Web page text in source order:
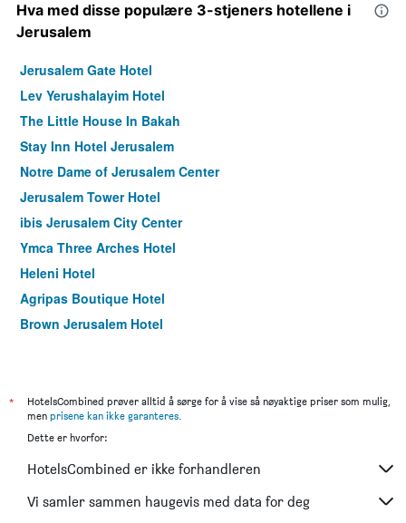
Hva med disse populære 3-stjeners hotellene i
Jerusalem
Jerusalem Gate Hotel
Lev Yerushalayim Hotel
The Little House In Bakah
Stay Inn Hotel Jerusalem
Notre Dame of Jerusalem Center
Jerusalem Tower Hotel
ibis Jerusalem City Center
Ymca Three Arches Hotel
Heleni Hotel
Agripas Boutique Hotel
Brown Jerusalem Hotel
Hotel Beit Shmuel
Jerusalem Hotel
Montefiore Hotel
Ein Kerem Hotel
*
HotelsCombined prøver alltid å sørge for å vise så nøyaktige priser som mulig,
men prisene kan ikke garanteres.
Dette er hvorfor:
HotelsCombined er ikke forhandleren
Vi samler sammen haugevis med data for deg